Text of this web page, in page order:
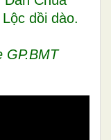
dồi dào.
GP.BMT